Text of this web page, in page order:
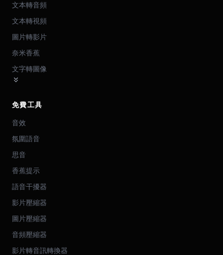
文本轉音頻
文本轉視頻
圖片轉影片
奈米香蕉
文字轉圖像
免費工具
音效
氛圍語音
思音
香蕉提示
語音干擾器
影片壓縮器
圖片壓縮器
音頻壓縮器
影片轉音訊轉換器